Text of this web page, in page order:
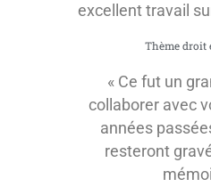
excellent travail
Thème droit
« Ce fut un
collaborer avec
années
resteront